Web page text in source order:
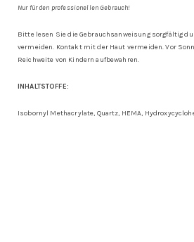
Nur für den professionellen Gebrauch!
Bitte lesen Sie die Gebrauchsanweisung sorgfältig
vermeiden. Kontakt mit der Haut vermeiden. Vor
Reichweite von Kindern aufbewahren.
INHALTSTOFFE:
Isobornyl Methacrylate, Quartz, HEMA,